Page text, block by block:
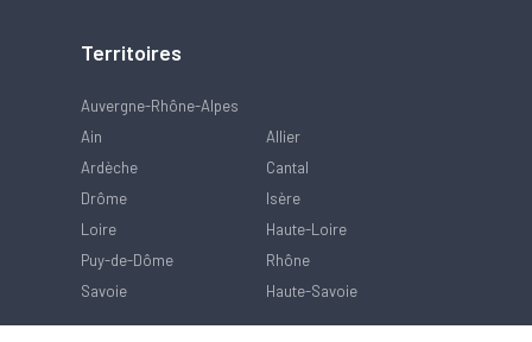
Territoires
Auvergne-Rhône-Alpes
Ain
Allier
Ardèche
Cantal
Drôme
Isère
Loire
Haute-Loire
Puy-de-Dôme
Rhône
Savoie
Haute-Savoie